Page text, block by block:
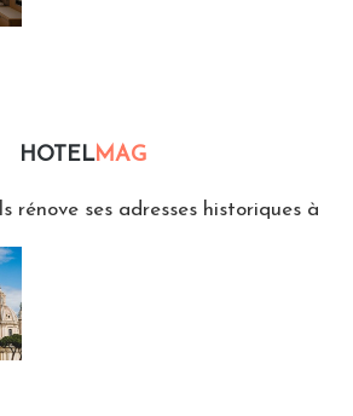
HOTELMAG
rénove ses adresses historiques à